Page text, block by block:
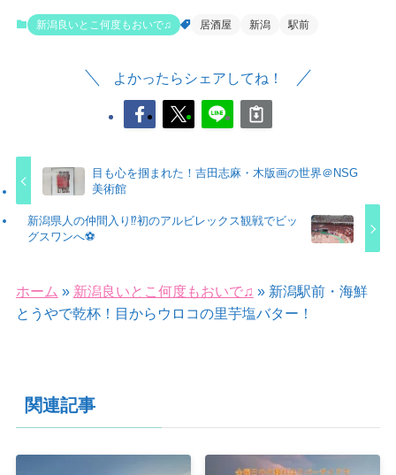
新潟良いとこ何度もおいで♫ 居酒屋 新潟 駅前
よかったらシェアしてね！
目も心を掴まれた！吉田志麻・木版画の世界＠NSG
美術館
新潟県人の仲間入り⁉︎初のアルビレックス観戦でビッ
グスワンへ⚽️
ホーム » 新潟良いとこ何度もおいで♫ »新潟駅前・海鮮
とうやで乾杯！目からウロコの里芋塩バター！
関連記事